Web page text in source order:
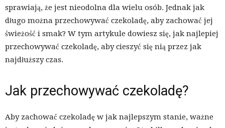
sprawiają, że jest nieodolna dla wielu osób. Jednak jak
długo można przechowywać czekoladę, aby zachować jej
świeżość i smak? W tym artykule dowiesz się, jak najlepiej
przechowywać czekoladę, aby cieszyć się nią przez jak
najdłuższy czas.
Jak przechowywać czekoladę?
Aby zachować czekoladę w jak najlepszym stanie, ważne